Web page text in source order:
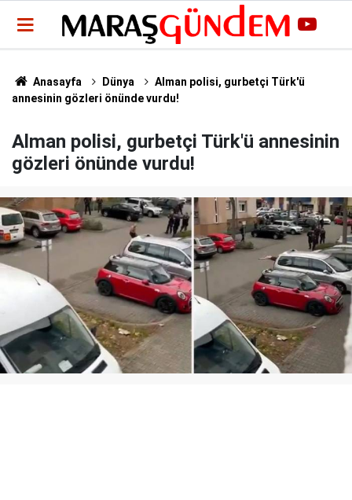
Anasayfa Dünya
Alman polisi, gurbetçi Türk'ü
annesinin gözleri önünde vurdu!
Alman polisi, gurbetçi Türk'ü annesinin
gözleri önünde vurdu!